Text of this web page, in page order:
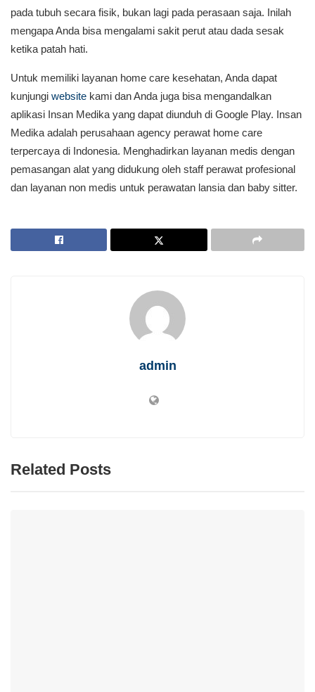
pada tubuh secara fisik, bukan lagi pada perasaan saja. Inilah
mengapa Anda bisa mengalami sakit perut atau dada sesak
ketika patah hati.
Untuk memiliki layanan home care kesehatan, Anda dapat
kunjungi website kami dan Anda juga bisa mengandalkan
aplikasi Insan Medika yang dapat diunduh di Google Play. Insan
Medika adalah perusahaan agency perawat home care
terpercaya di Indonesia. Menghadirkan layanan medis dengan
pemasangan alat yang didukung oleh staff perawat profesional
dan layanan non medis untuk perawatan lansia dan baby sitter.
admin
Related Posts